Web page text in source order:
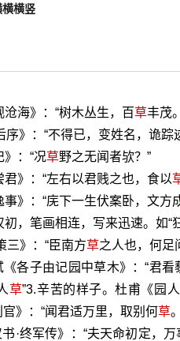
横竖
海》：“树木丛生，百草丰茂
》：“不得已，变姓名，诡踪
：“况草野之无闻者欤？”
》：“左右以君贱之也，食以
》：“庑下一生伏案卧，文方
，笔画相连，写来迅速。如“
三》：“臣南方草之人也，何足
《各子由记园中草木》：“君
草”3.辛苦的样子。杜甫《园
》：“闻君适万里，取别何草
·终军传》：“夫天命初定，万